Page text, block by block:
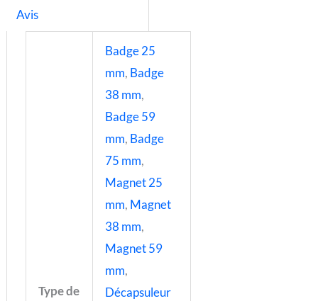
Avis
Type de
Badge 25
mm, Badge
38 mm,
Badge 59
mm, Badge
75 mm,
Magnet 25
mm, Magnet
38 mm,
Magnet 59
mm,
Décapsuleur